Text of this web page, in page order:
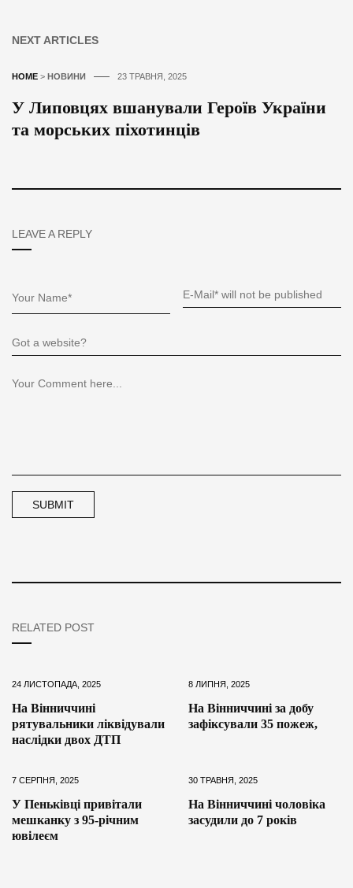
NEXT ARTICLES
HOME > НОВИНИ 23 ТРАВНЯ, 2025
У Липовцях вшанували Героїв України
та морських піхотинців
LEAVE A REPLY
RELATED POST
24 ЛИСТОПАДА, 2025
На Вінниччині
рятувальники ліквідували
наслідки двох ДТП
8 ЛИПНЯ, 2025
На Вінниччині за добу
зафіксували 35 пожеж,
7 СЕРПНЯ, 2025
У Пеньківці привітали
мешканку з 95-річним
ювілеєм
30 ТРАВНЯ, 2025
На Вінниччині чоловіка
засудили до 7 років